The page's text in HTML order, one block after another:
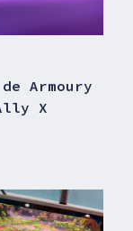
Armoury
X